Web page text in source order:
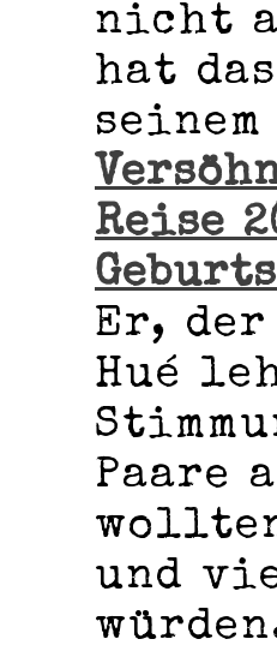
nicht
hat
seinem
Reise
Er,
Hué
Paare
und